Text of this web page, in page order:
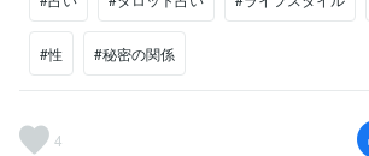
#性 #秘密の関係
4